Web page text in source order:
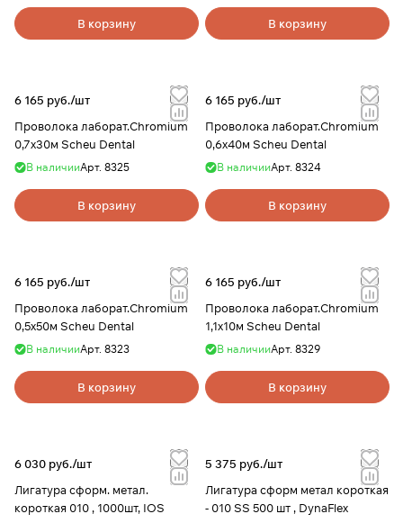
В корзину В корзину
6 165 руб./шт
Проволока лаборат.Chromium
0,7х30м Scheu Dental
В наличииАрт. 8325
В корзину
6 165 руб./шт
Проволока лаборат.Chromium
0,6х40м Scheu Dental
В наличииАрт. 8324
В корзину
6 165 руб./шт
Проволока лаборат.Chromium
0,5х50м Scheu Dental
В наличииАрт. 8323
В корзину
6 165 руб./шт
Проволока лаборат.Chromium
1,1х10м Scheu Dental
В наличииАрт. 8329
В корзину
6 030 руб./шт
Лигатура сформ. метал.
короткая 010 , 1000шт, IOS
5 375 руб./шт
Лигатура сформ метал короткая
- 010 SS 500 шт , DynaFlex